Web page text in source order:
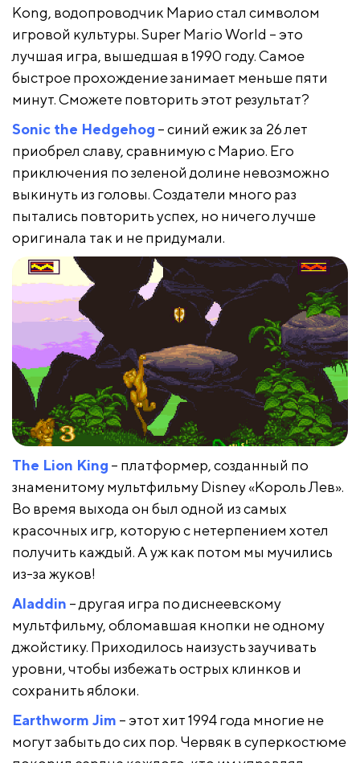
Kong, водопроводчик Марио стал символом
игровой культуры. Super Mario World – это
лучшая игра, вышедшая в 1990 году. Самое
быстрое прохождение занимает меньше пяти
минут. Сможете повторить этот результат?
Sonic the Hedgehog – синий ежик за 26 лет
приобрел славу, сравнимую с Марио. Его
приключения по зеленой долине невозможно
выкинуть из головы. Создатели много раз
пытались повторить успех, но ничего лучше
оригинала так и не придумали.
The Lion King – платформер, созданный по
знаменитому мультфильму Disney «Король Лев».
Во время выхода он был одной из самых
красочных игр, которую с нетерпением хотел
получить каждый. А уж как потом мы мучились
из-за жуков!
Aladdin – другая игра по диснеевскому
мультфильму, обломавшая кнопки не одному
джойстику. Приходилось наизусть заучивать
уровни, чтобы избежать острых клинков и
сохранить яблоки.
Earthworm Jim – этот хит 1994 года многие не
могут забыть до сих пор. Червяк в суперкостюме